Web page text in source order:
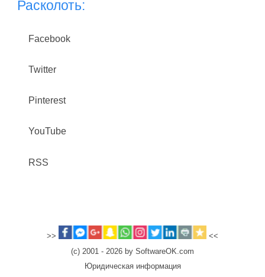
Расколоть:
Facebook
Twitter
Pinterest
YouTube
RSS
>>
<<
(c) 2001 - 2026 by SoftwareOK.com
Юридическая информация